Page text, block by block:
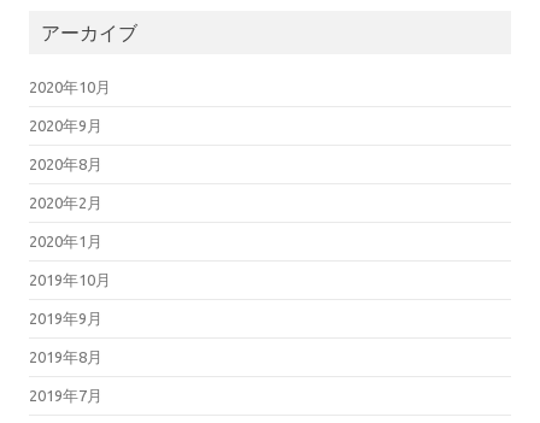
アーカイブ
2020年10月
2020年9月
2020年8月
2020年2月
2020年1月
2019年10月
2019年9月
2019年8月
2019年7月